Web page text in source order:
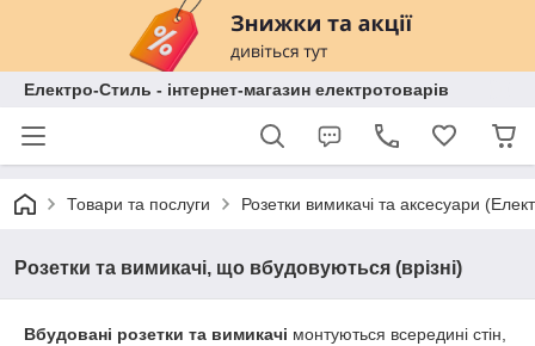
Електро-Стиль - інтернет-магазин електротоварів
Товари та послуги Розетки вимикачі та аксесуари
Розетки та вимикачі, що вбудовуються (врізні)
Вбудовані розетки та вимикачі монтуються всередині стін,